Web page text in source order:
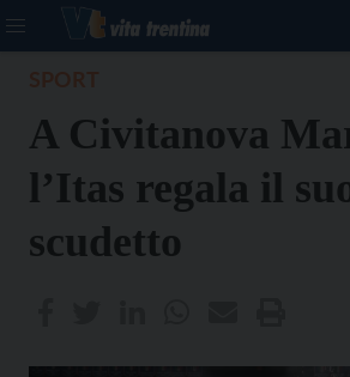
A Civitanova
l’Itas regala il
scudetto